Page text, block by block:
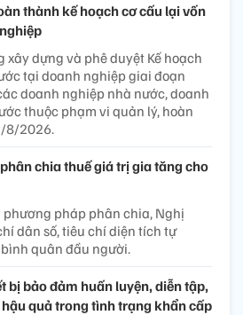
thành kế hoạch cơ cấu lại vốn
xây dựng và phê duyệt Kế hoạch
tại doanh nghiệp giai đoạn
doanh nghiệp nhà nước, doanh
thuộc phạm vi quản lý, hoàn
8/2026.
chia thuế giá trị gia tăng cho
phương pháp phân chia, Nghị
dân số, tiêu chí diện tích tự
bình quân đầu người.
bị bảo đảm huấn luyện, diễn tập,
quả trong tình trạng khẩn cấp